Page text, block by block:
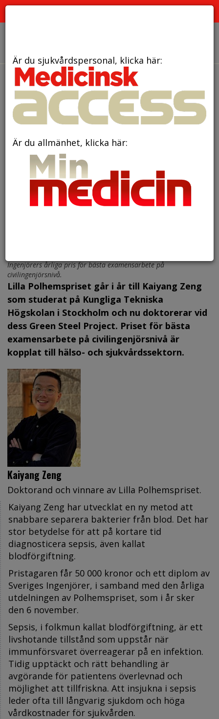
den 23 oktober 2024
Lilla Polhemspriset till
metod för snabbare diagnos av
sepsis
Ingenjörers årliga pris för bästa examensarbete på
civilingenjörsnivå.
Lilla Polhemspriset går i år till Kaiyang Zeng
som studerat på Kungliga Tekniska
Högskolan i Stockholm och nu doktorerar vid
dess Green Steel Project. Priset för bästa
examensarbete på civilingenjörsnivå är
kopplat till hälso- och sjukvårdssektorn.
Kaiyang Zeng
Doktorand och vinnare av Lilla Polhemspriset.
Kaiyang Zeng har utvecklat en ny metod att
snabbare separera bakterier från blod. Det har
stor betydelse för att på kortare tid
diagnosticera sepsis, även kallat
blodförgiftning.
Pristagaren får 50 000 kronor och ett diplom av
Sveriges Ingenjörer, i samband med den årliga
utdelningen av Polhemspriset, som i år sker
den 6 november.
Sepsis, i folkmun kallat blodförgiftning, är ett
livshotande tillstånd som uppstår när
immunförsvaret överreagerar på en infektion.
Tidig upptäckt och rätt behandling är
avgörande för patientens överlevnad och
möjlighet att tillfriskna. Att insjukna i sepsis
leder ofta till långvarig sjukdom och höga
vårdkostnader för sjukvården.
Är du sjukvårdspersonal, klicka här:
Är du allmänhet, klicka här: